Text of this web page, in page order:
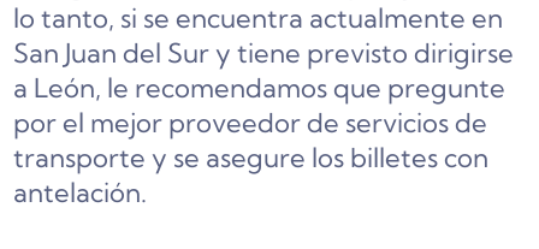
lo tanto, si se encuentra actualmente en
San Juan del Sur y tiene previsto dirigirse
a León, le recomendamos que pregunte
por el mejor proveedor de servicios de
transporte y se asegure los billetes con
antelación.